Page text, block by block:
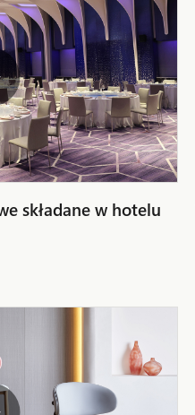
składane w hotelu